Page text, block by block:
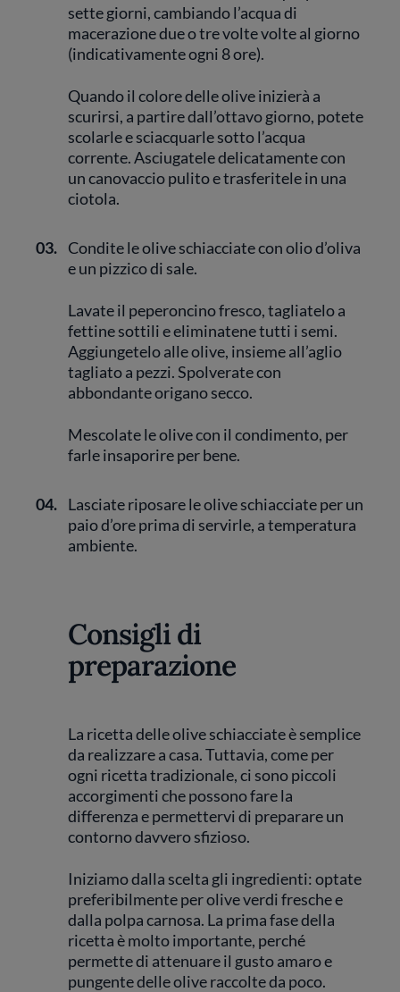
sette giorni, cambiando l’acqua di
macerazione due o tre volte volte al giorno
(indicativamente ogni 8 ore).
Quando il colore delle olive inizierà a
scurirsi, a partire dall’ottavo giorno, potete
scolarle e sciacquarle sotto l’acqua
corrente. Asciugatele delicatamente con
un canovaccio pulito e trasferitele in una
ciotola.
03. Condite le olive schiacciate con olio d’oliva
e un pizzico di sale.
Lavate il peperoncino fresco, tagliatelo a
fettine sottili e eliminatene tutti i semi.
Aggiungetelo alle olive, insieme all’aglio
tagliato a pezzi. Spolverate con
abbondante origano secco.
Mescolate le olive con il condimento, per
farle insaporire per bene.
04. Lasciate riposare le olive schiacciate per un
paio d’ore prima di servirle, a temperatura
ambiente.
Consigli di
preparazione
La ricetta delle olive schiacciate è semplice
da realizzare a casa. Tuttavia, come per
ogni ricetta tradizionale, ci sono piccoli
accorgimenti che possono fare la
differenza e permettervi di preparare un
contorno davvero sfizioso.
Iniziamo dalla scelta gli ingredienti: optate
preferibilmente per olive verdi fresche e
dalla polpa carnosa. La prima fase della
ricetta è molto importante, perché
permette di attenuare il gusto amaro e
pungente delle olive raccolte da poco.